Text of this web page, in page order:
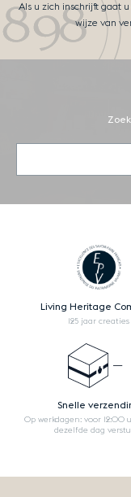
Als u zich inschrijft gaat
wijze van
Living Heritage
125 jaar creaties
Snelle
Op werkdagen: voor 12:00
dezelfde dag